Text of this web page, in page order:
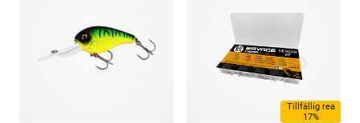
Tillfällig rea
17%